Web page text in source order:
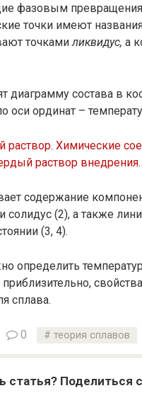
фазовым
точки имеют
точками ликвидус, а
состава в
оси ординат –
Химические
раствор
содержание
солидус (2), а также
(3, 4).
определить
сплава.
0 теория сплавов
статья? Поделиться